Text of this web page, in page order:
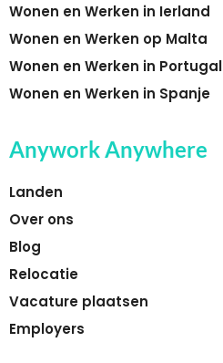
Wonen en Werken in Ierland
Wonen en Werken op Malta
Wonen en Werken in Portugal
Wonen en Werken in Spanje
Anywork Anywhere
Landen
Over ons
Blog
Relocatie
Vacature plaatsen
Employers